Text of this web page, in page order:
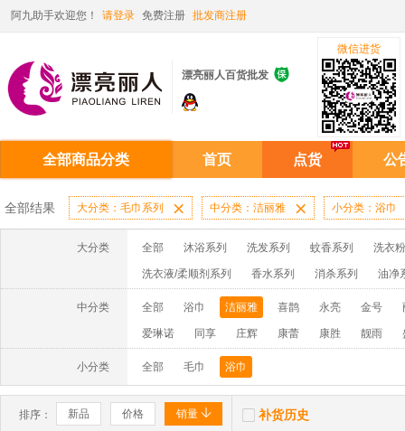
阿九助手欢迎您！ 请登录 免费注册 批发商注册
漂亮丽人百货批发 
微信进货
全部商品分类 首页 点货 公
全部结果 大分类：毛巾系列  中分类：洁丽雅  小分类：浴巾
大分类 全部 沐浴系列 洗发系列 蚊香系列 洗衣
洗衣液/柔顺剂系列 香水系列 消杀系列 油净
啫喱膏/水系列 厨房油污系列 玻璃/地板/清洁系
牙膏系列 牙刷系列 固发定型系列 染发系列
洗洁精系列 保健品系列 雨伞系列家用帆布洗洁
中分类 全部 浴巾 洁丽雅 喜鹊 永亮 金号
爱琳诺 同享 庄辉 康蕾 康胜 靓雨
牧绵人 星雨竹 杉思
小分类 全部 毛巾 浴巾
排序： 新品 价格 销量   补货历史